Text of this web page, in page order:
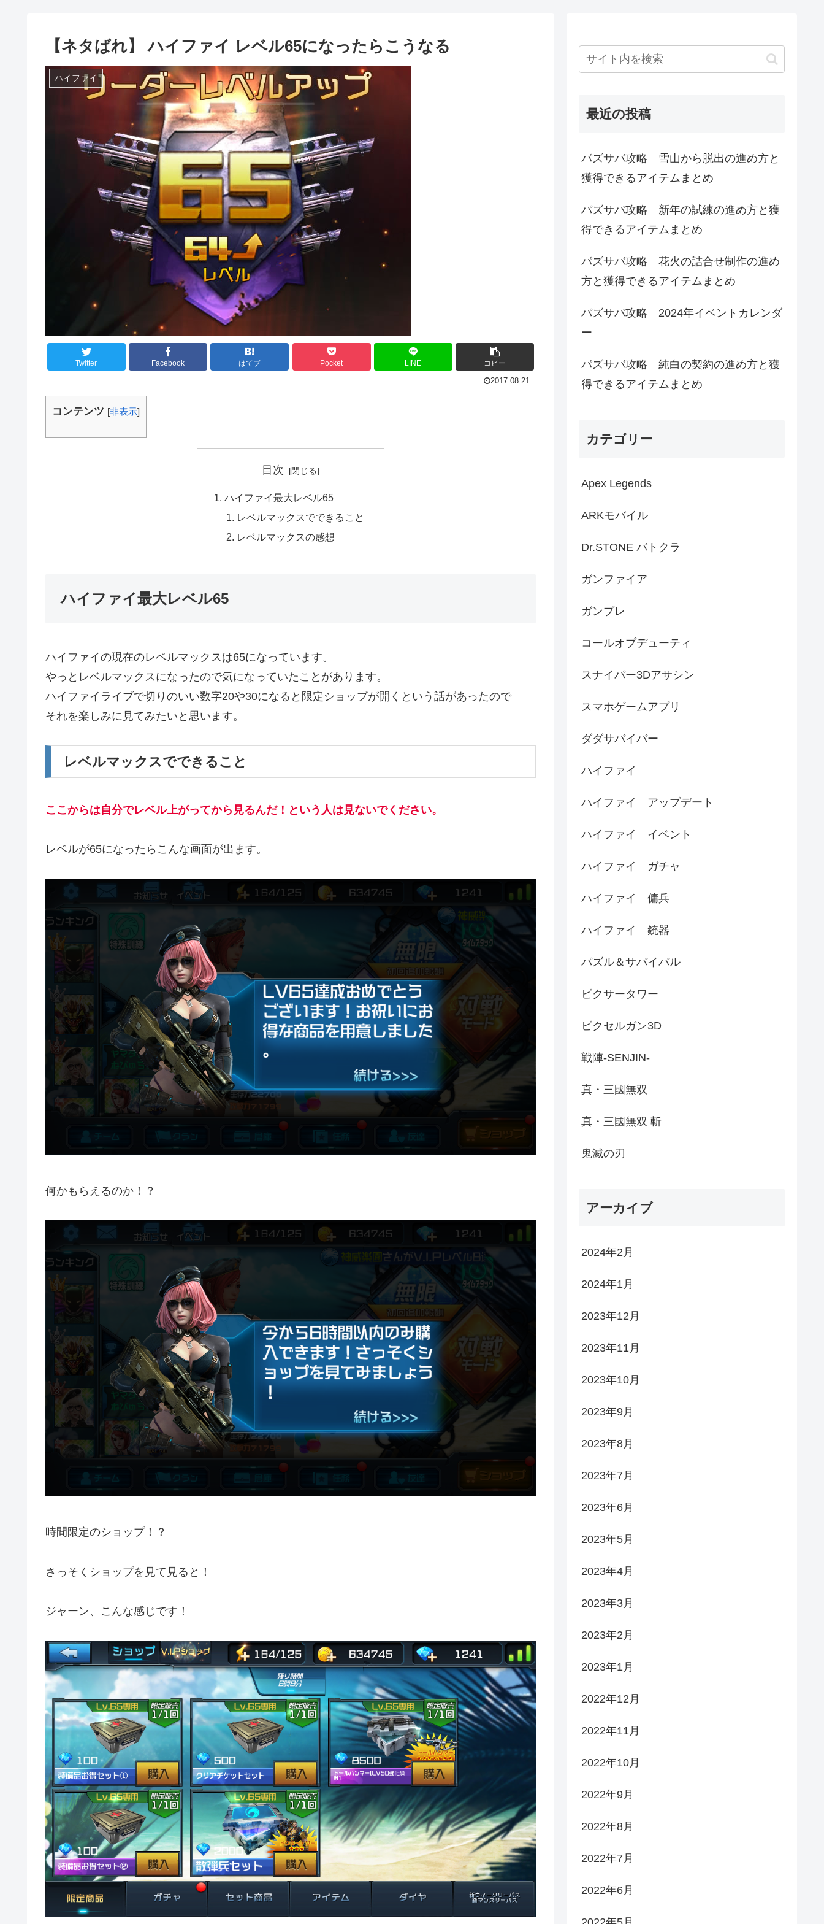
【ネタばれ】 ハイファイ レベル65になったらこうなる
ハイファイ
Twitter Facebook はてブ Pocket LINE コピー
2017.08.21
コンテンツ [非表示]
目次
ハイファイ最大レベル65
レベルマックスでできること
レベルマックスの感想
ハイファイ最大レベル65
ハイファイの現在のレベルマックスは65になっています。
やっとレベルマックスになったので気になっていたことがあります。
ハイファイライブで切りのいい数字20や30になると限定ショップが開くという話があったので
それを楽しみに見てみたいと思います。
レベルマックスでできること
ここからは自分でレベル上がってから見るんだ！という人は見ないでください。
レベルが65になったらこんな画面が出ます。
何かもらえるのか！？
時間限定のショップ！？
さっそくショップを見て見ると！
ジャーン、こんな感じです！
最近の投稿
パズサバ攻略 雪山から脱出の進め方と
獲得できるアイテムまとめ
パズサバ攻略 新年の試練の進め方と獲
得できるアイテムまとめ
パズサバ攻略 花火の詰合せ制作の進め
方と獲得できるアイテムまとめ
パズサバ攻略 2024年イベントカレンダ
ー
パズサバ攻略 純白の契約の進め方と獲
得できるアイテムまとめ
カテゴリー
Apex Legends
ARKモバイル
Dr.STONE バトクラ
ガンファイア
ガンブレ
コールオブデューティ
スナイパー3Dアサシン
スマホゲームアプリ
ダダサバイバー
ハイファイ
ハイファイ アップデート
ハイファイ イベント
ハイファイ ガチャ
ハイファイ 傭兵
ハイファイ 銃器
パズル＆サバイバル
ピクサータワー
ピクセルガン3D
戦陣-SENJIN-
真・三國無双
真・三國無双 斬
鬼滅の刃
アーカイブ
2024年2月
2024年1月
2023年12月
2023年11月
2023年10月
2023年9月
2023年8月
2023年7月
2023年6月
2023年5月
2023年4月
2023年3月
2023年2月
2023年1月
2022年12月
2022年11月
2022年10月
2022年9月
2022年8月
2022年7月
2022年6月